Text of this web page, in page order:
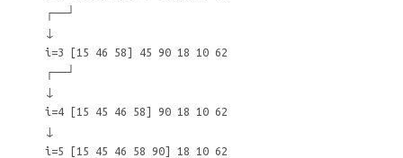
┌——┘
↓
i=3 [15 46 58] 45 90 18 10 62
┌——┘
↓
i=4 [15 45 46 58] 90 18 10 62
↓
i=5 [15 45 46 58 90] 18 10 62